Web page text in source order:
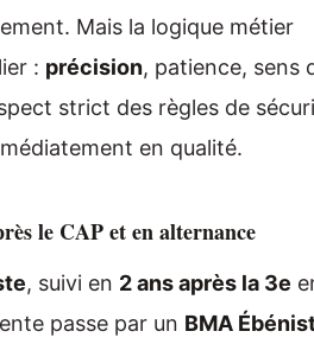
Mais la logique métier
: précision, patience, sens
strict des règles de
en qualité.
le CAP et en alternance
, suivi en 2 ans après la 3e
passe par un BMA